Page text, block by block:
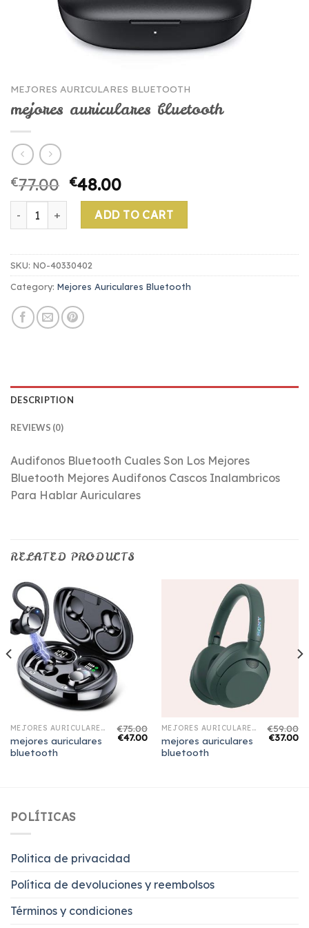
MEJORES AURICULARES BLUETOOTH
mejores auriculares bluetooth
€77.00 €48.00
mejores auriculares bluetooth quantity
ADD TO CART
SKU: NO-40330402
Category: Mejores Auriculares Bluetooth
DESCRIPTION
REVIEWS (0)
Audifonos Bluetooth Cuales Son Los Mejores
Bluetooth Mejores Audifonos Cascos Inalambricos
Para Hablar Auriculares
RELATED PRODUCTS
MEJORES AURICULARES BLUETOOTH
mejores auriculares
bluetooth
€75.00
€47.00
MEJORES AURICULARES BLUETOOTH
mejores auriculares
bluetooth
€59.00
€37.00
POLÍTICAS
Politica de privacidad
Política de devoluciones y reembolsos
Términos y condiciones